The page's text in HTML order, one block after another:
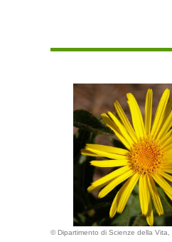
© Dipartimento di Scienze della